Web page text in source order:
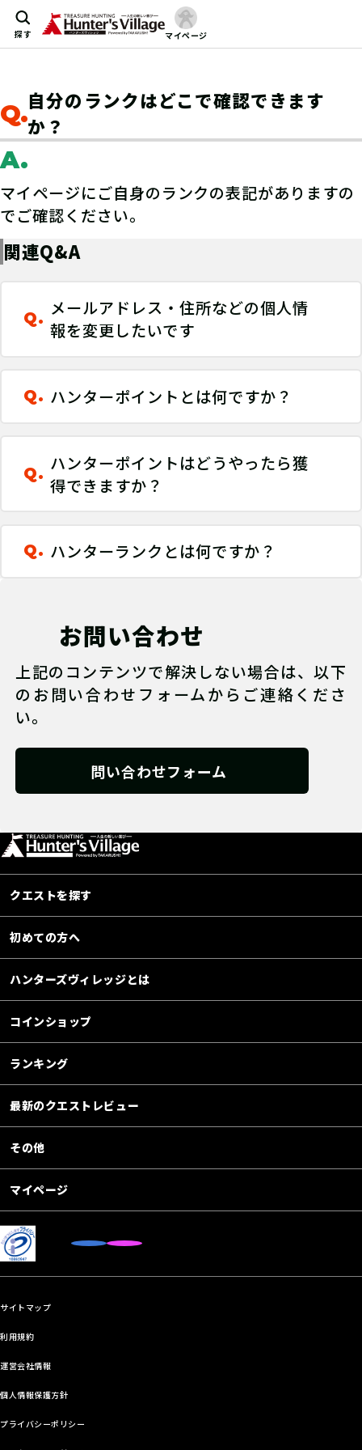
探す マイページ
Q.自分のランクはどこで確認できます
か？
A.
マイページにご自身のランクの表記がありますの
でご確認ください。
関連Q&A
Q. メールアドレス・住所などの個人情
報を変更したいです
Q. ハンターポイントとは何ですか？
Q. ハンターポイントはどうやったら獲
得できますか？
Q. ハンターランクとは何ですか？
お問い合わせ
上記のコンテンツで解決しない場合は、以下
のお問い合わせフォームからご連絡くださ
い。
問い合わせフォーム
クエストを探す
初めての方へ
ハンターズヴィレッジとは
コインショップ
ランキング
最新のクエストレビュー
その他
マイページ
サイトマップ
利用規約
運営会社情報
個人情報保護方針
プライバシーポリシー